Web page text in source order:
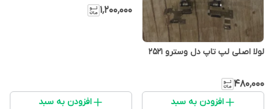
لولا اصلی لپ تاپ دل وسترو 2521
۴۸۰٬۰۰۰
افزودن به سبد
۱٬۲۰۰٬۰۰۰
افزودن به سبد